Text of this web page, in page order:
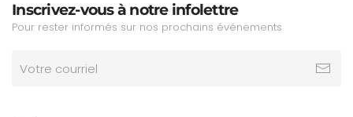
Inscrivez-vous à notre infolettre
Pour rester informés sur nos prochains événements